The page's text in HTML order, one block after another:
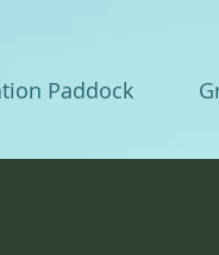
Paddock